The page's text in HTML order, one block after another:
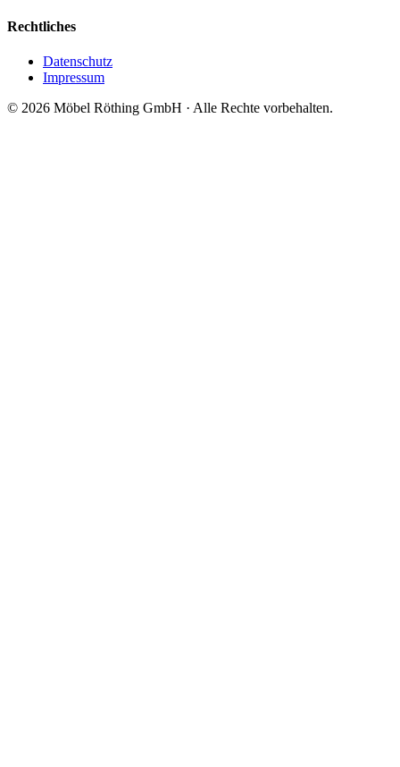
Rechtliches
Datenschutz
Impressum
© 2026 Möbel Röthing GmbH · Alle Rechte vorbehalten.